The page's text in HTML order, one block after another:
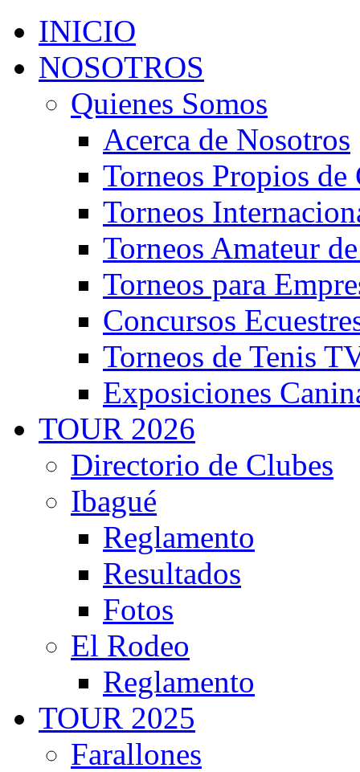
INICIO
NOSOTROS
Quienes Somos
Acerca de Nosotros
Torneos Propios
Torneos
Torneos Amateur
Torneos para
Concursos
Torneos de Tenis
Exposiciones
TOUR 2026
Directorio de Clubes
Ibagué
Reglamento
Resultados
Fotos
El Rodeo
Reglamento
TOUR 2025
Farallones